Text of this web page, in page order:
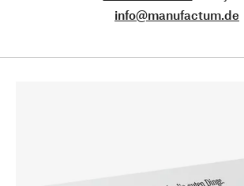
info@manufactum.de